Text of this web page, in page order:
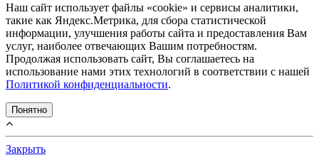
Наш сайт использует файлы «cookie» и сервисы аналитики,
такие как Яндекс.Метрика, для сбора статистической
информации, улучшения работы сайта и предоставления Вам
услуг, наиболее отвечающих Вашим потребностям.
Продолжая использовать сайт, Вы соглашаетесь на
использование нами этих технологий в соответствии с нашей
Политикой конфиденциальности.
Понятно
Закрыть